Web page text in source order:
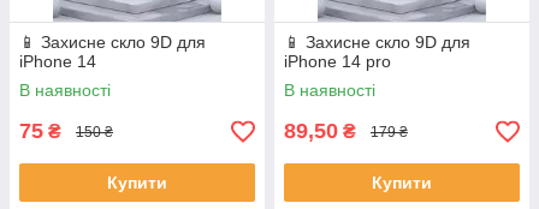
📱 Захисне скло 9D для
iPhone 14
В наявності
75 ₴ 150 ₴
Купити
📱 Захисне скло 9D для
iPhone 14 pro
В наявності
89,50 ₴ 179 ₴
Купити